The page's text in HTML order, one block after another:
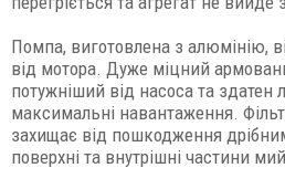
Помпа, виготовлена з алюмінію,
від мотора. Дуже міцний
потужніший від насоса та здатен
максимальні навантаження.
захищає від пошкодження
поверхні та внутрішні частини